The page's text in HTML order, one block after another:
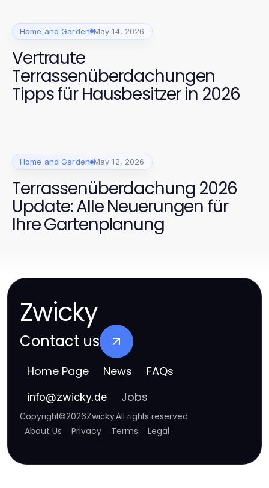
Home and Garden May 14, 2026
Vertraute
Terrassenüberdachungen
Tipps für Hausbesitzer in 2026
Home and Garden May 12, 2026
Terrassenüberdachung 2026
Update: Alle Neuerungen für
Ihre Gartenplanung
Zwicky
Contact us
Home Page News FAQs
info@zwicky.de Jobs
Copyright©2026Zwicky.All rights reserved
About Us Privacy Terms Legal